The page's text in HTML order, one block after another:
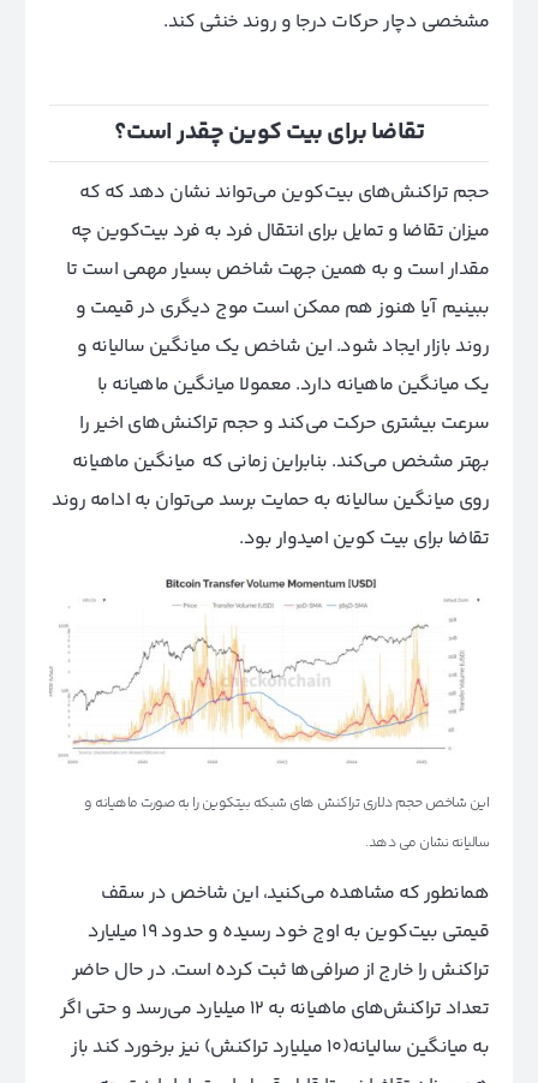
مشخصی دچار حرکات درجا و روند خنثی کند.
تقاضا برای بیت کوین چقدر است؟
حجم تراکنش‌های بیت‌کوین می‌تواند نشان دهد که که
میزان تقاضا و تمایل برای انتقال فرد به فرد بیت‌کوین چه
مقدار است و به همین جهت شاخص بسیار مهمی است تا
ببینیم آیا هنوز هم ممکن است موج دیگری در قیمت و
روند بازار ایجاد شود. این شاخص یک میانگین سالیانه و
یک میانگین ماهیانه دارد. معمولا میانگین ماهیانه با
سرعت بیشتری حرکت می‌کند و حجم تراکنش‌های اخیر را
بهتر مشخص می‌کند. بنابراین زمانی که میانگین ماهیانه
روی میانگین سالیانه به حمایت برسد می‌توان به ادامه روند
تقاضا برای بیت کوین امیدوار بود‌.
این شاخص حجم دلاری تراکنش های شبکه بیتکوین را به صورت ماهیانه و
سالیانه نشان می دهد.
همانطور که مشاهده می‌کنید‌، این شاخص در سقف
قیمتی بیت‌کوین به اوج خود رسیده و حدود ۱۹ میلیارد
تراکنش را خارج از صرافی‌ها ثبت کرده است. در حال حاضر
تعداد تراکنش‌های ماهیانه به ۱۲ میلیارد می‌رسد و حتی اگر
به میانگین سالیانه(۱۰ میلیارد تراکنش) نیز برخورد کند باز